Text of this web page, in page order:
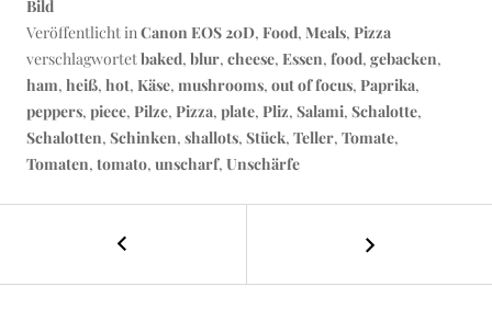
Bild
Veröffentlicht in Canon EOS 20D, Food, Meals, Pizza
verschlagwortetbaked, blur, cheese, Essen, food, gebacken,
ham, heiß, hot, Käse, mushrooms, out of focus, Paprika,
peppers, piece, Pilze, Pizza, plate, Pliz, Salami, Schalotte,
Schalotten, Schinken, shallots, Stück, Teller, Tomate,
Tomaten, tomato, unscharf, Unschärfe
BEITRAGS-
NAVIGATION
Pizzabelag